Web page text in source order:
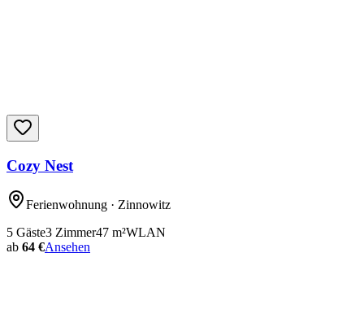
Cozy Nest
Ferienwohnung · Zinnowitz
5 Gäste3 Zimmer47 m²WLAN
ab 64 €Ansehen